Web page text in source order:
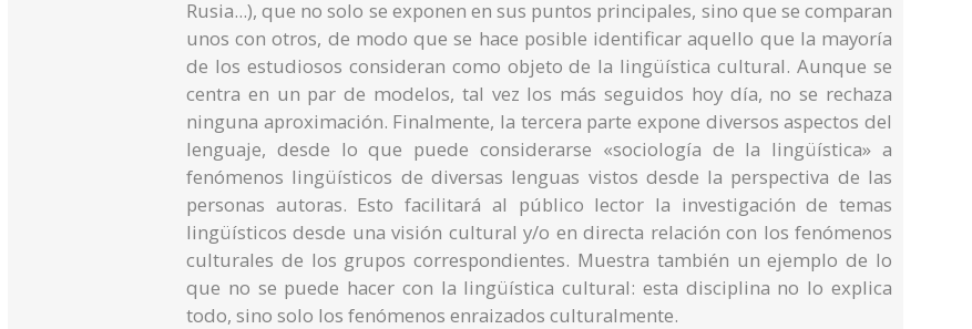
Rusia...), que no solo se exponen en sus puntos principales, sino que se comparan
unos con otros, de modo que se hace posible identificar aquello que la mayoría
de los estudiosos consideran como objeto de la lingüística cultural. Aunque se
centra en un par de modelos, tal vez los más seguidos hoy día, no se rechaza
ninguna aproximación. Finalmente, la tercera parte expone diversos aspectos del
lenguaje, desde lo que puede considerarse «sociología de la lingüística» a
fenómenos lingüísticos de diversas lenguas vistos desde la perspectiva de las
personas autoras. Esto facilitará al público lector la investigación de temas
lingüísticos desde una visión cultural y/o en directa relación con los fenómenos
culturales de los grupos correspondientes. Muestra también un ejemplo de lo
que no se puede hacer con la lingüística cultural: esta disciplina no lo explica
todo, sino solo los fenómenos enraizados culturalmente.